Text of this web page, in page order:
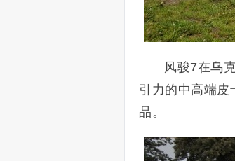
风骏7在乌
引力的中高端皮
品。